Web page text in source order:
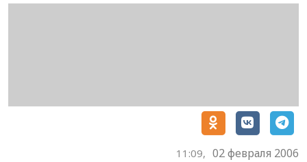
11:09, 02 февраля 2006